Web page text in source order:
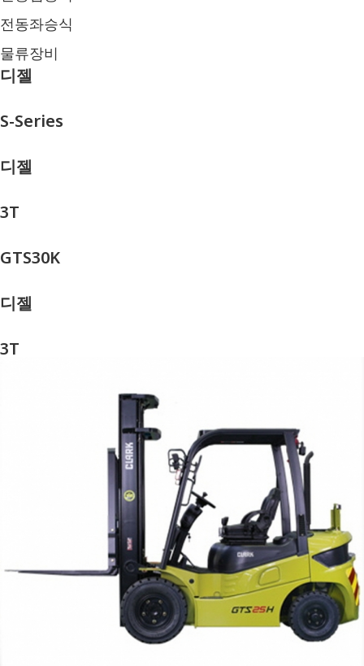
전동좌승식
물류장비
디젤
S-Series
디젤
3T
GTS30K
디젤
3T